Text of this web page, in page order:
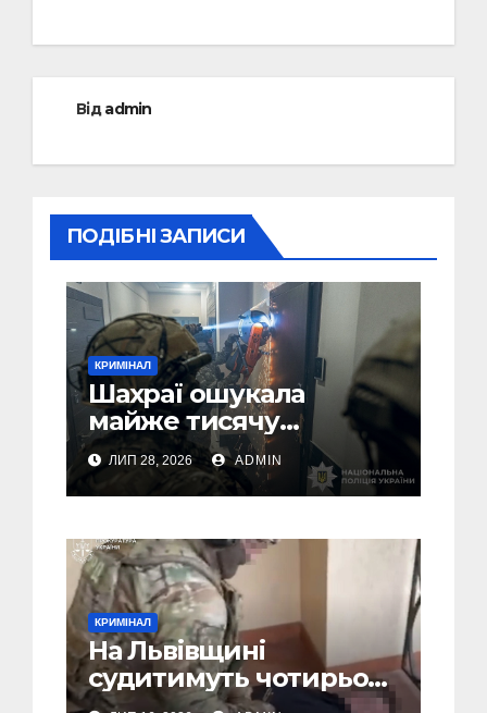
Відadmin
ПОДІБНІ ЗАПИСИ
КРИМІНАЛ
Шахраї ошукала
майже тисячу
українців на понад
мільйон доларів (Фото,
Відео)
ЛИП 28, 2026 ADMIN
КРИМІНАЛ
На Львівщині
судитимуть чотирьох
чоловіків за